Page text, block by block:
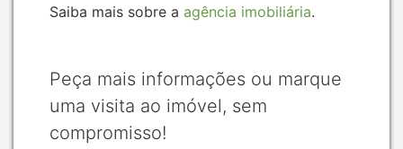
Saiba mais sobre a agência imobiliária.
Peça mais informações ou marque
uma visita ao imóvel, sem
compromisso!